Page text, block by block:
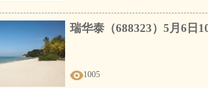
瑞华泰（688323）5月6日
1005